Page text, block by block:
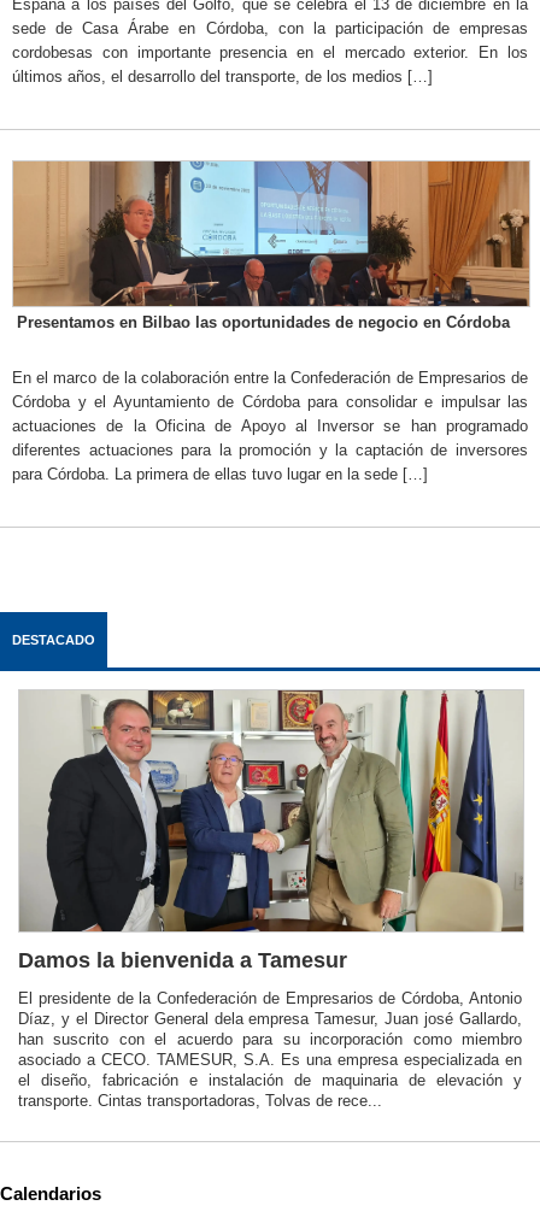
España a los países del Golfo, que se celebra el 13 de diciembre en la
sede de Casa Árabe en Córdoba, con la participación de empresas
cordobesas con importante presencia en el mercado exterior. En los
últimos años, el desarrollo del transporte, de los medios […]
Presentamos en Bilbao las oportunidades de negocio en Córdoba
En el marco de la colaboración entre la Confederación de Empresarios de
Córdoba y el Ayuntamiento de Córdoba para consolidar e impulsar las
actuaciones de la Oficina de Apoyo al Inversor se han programado
diferentes actuaciones para la promoción y la captación de inversores
para Córdoba. La primera de ellas tuvo lugar en la sede […]
DESTACADO
Damos la bienvenida a Tamesur
El presidente de la Confederación de Empresarios de Córdoba, Antonio
Díaz, y el Director General dela empresa Tamesur, Juan josé Gallardo,
han suscrito con el acuerdo para su incorporación como miembro
asociado a CECO. TAMESUR, S.A. Es una empresa especializada en
el diseño, fabricación e instalación de maquinaria de elevación y
transporte. Cintas transportadoras, Tolvas de rece...
Calendarios